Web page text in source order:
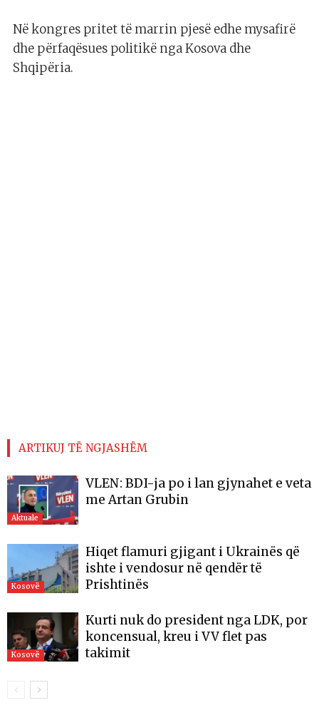
Në kongres pritet të marrin pjesë edhe mysafirë
dhe përfaqësues politikë nga Kosova dhe
Shqipëria.
ARTIKUJ TË NGJASHËM
Aktuale
VLEN: BDI-ja po i lan gjynahet e veta
me Artan Grubin
Kosovë
Hiqet flamuri gjigant i Ukrainës që
ishte i vendosur në qendër të
Prishtinës
Kosovë
Kurti nuk do president nga LDK, por
koncensual, kreu i VV flet pas
takimit